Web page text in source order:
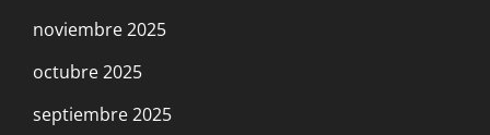
noviembre 2025
octubre 2025
septiembre 2025